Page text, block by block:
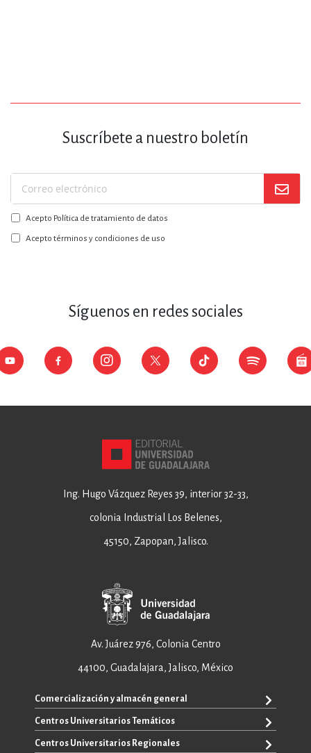
Suscríbete a nuestro boletín
Suscríbase
a
nuestro
boletín:
Acepto Política de tratamiento de datos
Acepto términos y condiciones de uso
Síguenos en redes sociales
Ing. Hugo Vázquez Reyes 39, interior 32-33,
colonia Industrial Los Belenes,
45150, Zapopan, Jalisco.
Av. Juárez 976, Colonia Centro
44100, Guadalajara, Jalisco, México
Comercialización y almacén general
+52 33 3640 6326
+52 33 3640 4595
Centros Universitarios Temáticos
CUAAD
Centros Universitarios Regionales